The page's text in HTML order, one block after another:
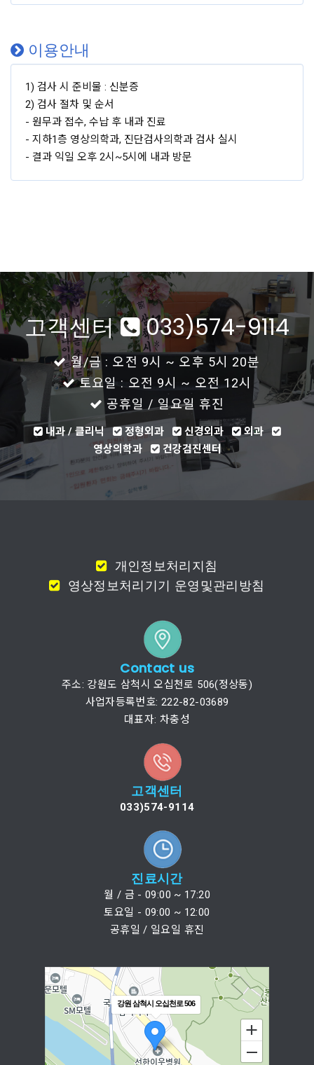
이용안내
1) 검사 시 준비물 : 신분증
2) 검사 절차 및 순서
- 원무과 접수, 수납 후 내과 진료
- 지하1층 영상의학과, 진단검사의학과 검사 실시
- 결과 익일 오후 2시~5시에 내과 방문
고객센터 033)574-9114
월/금 : 오전 9시 ~ 오후 5시 20분
토요일 : 오전 9시 ~ 오전 12시
공휴일 / 일요일 휴진
내과 / 클리닉 정형외과 신경외과
외과
영상의학과
건강검진센터
개인정보처리지침
영상정보처리기기 운영및관리방침
Contact us
주소: 강원도 삼척시 오십천로 506(정상동)
사업자등록번호: 222-82-03689
대표자: 차충성
고객센터
033)574-9114
진료시간
월 / 금 - 09:00 ~ 17:20
토요일 - 09:00 ~ 12:00
공휴일 / 일요일 휴진
강원 삼척시 오십천로 506